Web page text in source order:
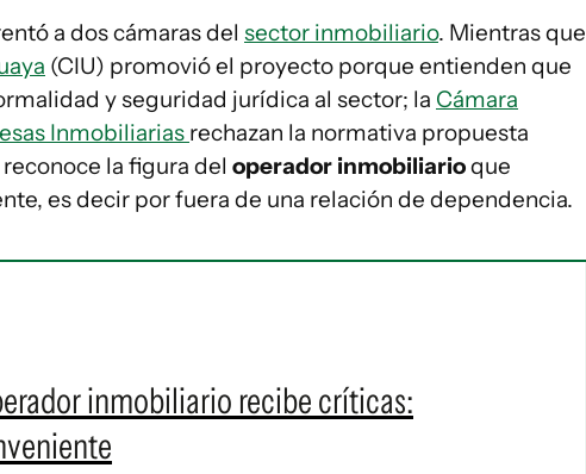
a dos cámaras del sector inmobiliario. Mientras que
(CIU) promovió el proyecto porque entienden que
y seguridad jurídica al sector; la Cámara
Inmobiliarias rechazan la normativa propuesta
la figura del operador inmobiliarioque
es decir por fuera de una relación de dependencia.
inmobiliario recibe críticas: